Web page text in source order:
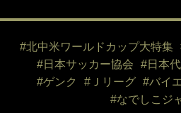
#北中米ワールドカップ大特集
#日本サッカー協会
#日本
#ゲンク
#Ｊリーグ
#バイ
#なでしこジ